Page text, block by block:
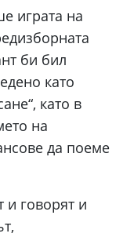
играта на
би бил
като
като в
на
да поеме
и говорят и